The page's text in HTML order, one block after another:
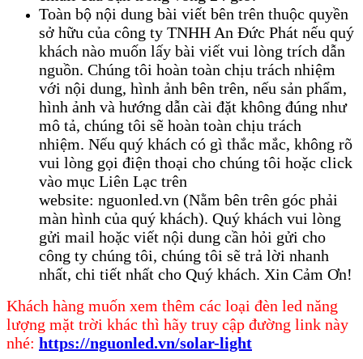
Toàn bộ nội dung bài viết bên trên thuộc quyền
sở hữu của công ty TNHH An Đức Phát nếu quý
khách nào muốn lấy bài viết vui lòng trích dẫn
nguồn. Chúng tôi hoàn toàn chịu trách nhiệm
với nội dung, hình ảnh bên trên, nếu sản phẩm,
hình ảnh và hướng dẫn cài đặt không đúng như
mô tả, chúng tôi sẽ hoàn toàn chịu trách
nhiệm. Nếu quý khách có gì thắc mắc, không rõ
vui lòng gọi điện thoại cho chúng tôi hoặc click
vào mục Liên Lạc trên
website: nguonled.vn (Nằm bên trên góc phải
màn hình của quý khách). Quý khách vui lòng
gửi mail hoặc viết nội dung cần hỏi gửi cho
công ty chúng tôi, chúng tôi sẽ trả lời nhanh
nhất, chi tiết nhất cho Quý khách. Xin Cảm Ơn!
Khách hàng muốn xem thêm các loại đèn led năng
lượng mặt trời khác thì hãy truy cập đường link này
nhé: ​https://nguonled.vn/solar-light